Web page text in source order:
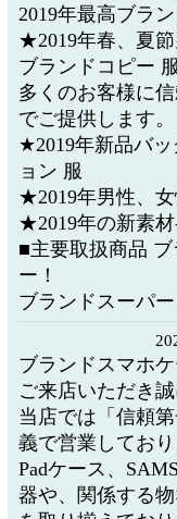
2019年最高ブラ
★2019年春、夏
ブランドコピー
多くのお客様に
でご提供します。
★2019年新品バ
ョン 服
★2019年男性、
★2019年の新素
■主要取扱商品
ー！
ブランドスーパー
ブランドスマホ
ご来店いただき
当店では「信頼
義で営業してお
Padケース、
器や、関係する